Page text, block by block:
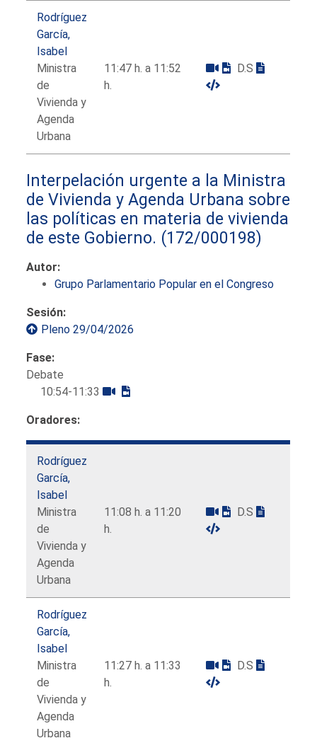
Rodríguez
García,
Isabel
Ministra
de
Vivienda y
Agenda
Urbana
11:47 h. a 11:52
h.
D.S
Interpelación urgente a la Ministra
de Vivienda y Agenda Urbana sobre
las políticas en materia de vivienda
de este Gobierno. (172/000198)
Autor:
Grupo Parlamentario Popular en el Congreso
Sesión:
Pleno 29/04/2026
Fase:
Debate
10:54-11:33
Oradores:
Rodríguez
García,
Isabel
Ministra
de
Vivienda y
Agenda
Urbana
11:08 h. a 11:20
h.
D.S
Rodríguez
García,
Isabel
Ministra
de
Vivienda y
Agenda
Urbana
11:27 h. a 11:33
h.
D.S